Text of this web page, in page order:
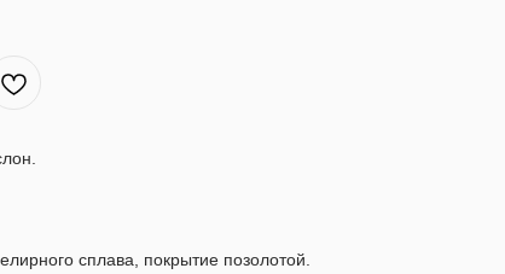
сплава, покрытие позолотой.